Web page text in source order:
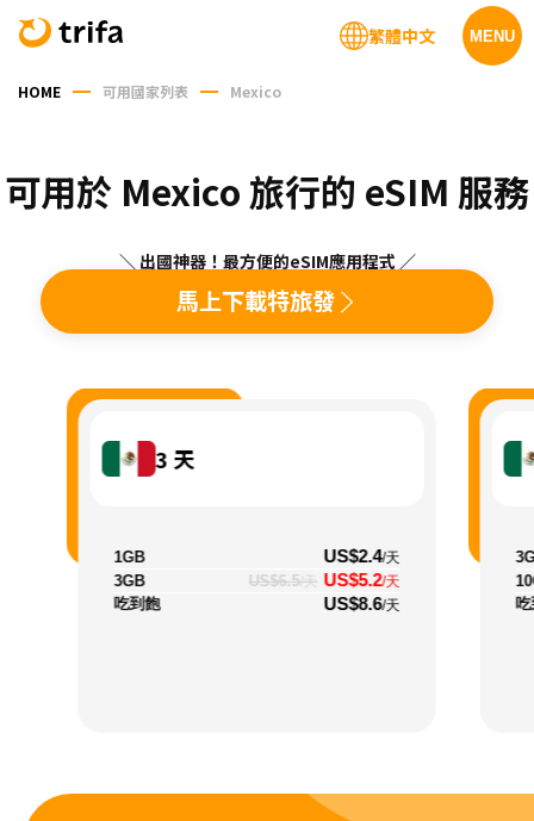
MENU
繁體中文
HOME 可用國家列表 Mexico
可用於 Mexico 旅行的 eSIM 服務
＼ 出國神器！最方便的eSIM應用程式 ／
馬上下載特旅發
3 天
1GB US$2.4/天
3GB US$6.5/天 US$5.2/天
吃到飽 US$8.6/天
吃